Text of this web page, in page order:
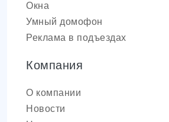
Окна
Умный домофон
Реклама в подъездах
Компания
О компании
Новости